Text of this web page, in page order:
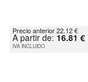
Precio anterior 22.12 €
A partir de: 16.81 €
IVA INCLUIDO